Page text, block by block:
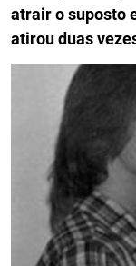
atrair o suposto
atirou duas